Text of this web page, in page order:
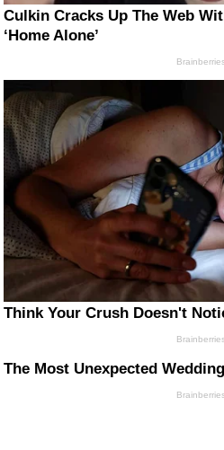
Culkin Cracks Up The Web
‘Home Alone’
Think Your Crush Doesn't
The Most Unexpected